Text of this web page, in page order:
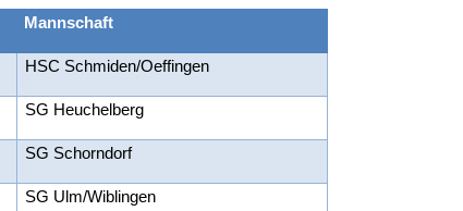
Mannschaft
HSC Schmiden/Oeffingen
SG Heuchelberg
SG Schorndorf
SG Ulm/Wiblingen